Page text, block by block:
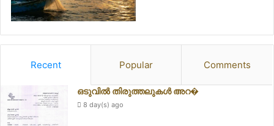
Recent Popular Comments
ഒടുവിൽ തിരുത്തലുകൾ അറ�
8 day(s) ago